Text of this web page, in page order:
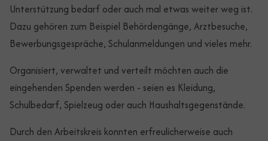
Unterstützung bedarf oder auch mal etwas weiter weg ist.
Dazu gehören zum Beispiel Behördengänge, Arztbesuche,
Bewerbungsgespräche, Schulanmeldungen und vieles mehr.
Organisiert, verwaltet und verteilt möchten auch die
eingehenden Spenden werden - seien es Kleidung,
Schulbedarf, Spielzeug oder auch Haushaltsgegenstände.
Durch den Arbeitskreis konnten erfreulicherweise auch